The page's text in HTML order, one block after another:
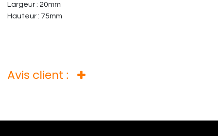
Largeur : 20mm
Hauteur : 75mm
Avis client :